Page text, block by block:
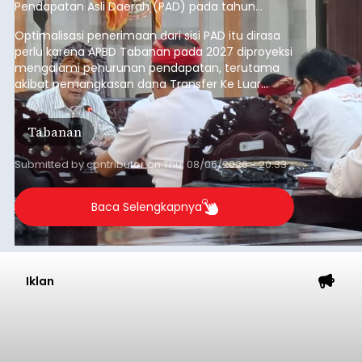
Pendapatan Asli Daerah (PAD) pada tahun
anggaran 2027.
Optimalisasi penerimaan dari sisi PAD itu dirasa
perlu karena APBD Tabanan pada 2027 diproyeksi
mengalami penurunan pendapatan, terutama
akibat pemangkasan dana Transfer Ke Luar
Daerah (TKD) dari pemerintah pusat.
Tabanan
Submitted bycontributoronThu, 08/06/2026 - 20:33
Baca Selengkapnya
Iklan